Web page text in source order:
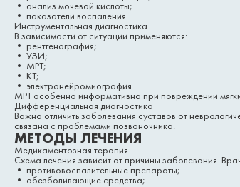
• анализ мочевой кислоты;
• показатели воспаления.
Инструментальная диагностика
В зависимости от ситуации применяются:
• рентгенография;
• УЗИ;
• МРТ;
• КТ;
• электронейромиография.
МРТ особенно информативна при повреждении
Дифференциальная диагностика
Важно отличить заболевания суставов от
связана с проблемами позвоночника.
МЕТОДЫ ЛЕЧЕНИЯ
Медикаментозная терапия
Схема лечения зависит от причины заболевания.
• противовоспалительные препараты;
• обезболивающие средства;